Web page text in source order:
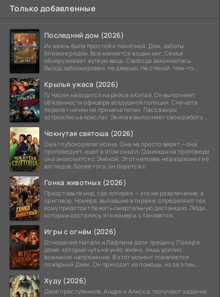
Только добавленные
Последний дом (2026)
Их жизнь была простой и понятной. Дом, заботы,
близкие рядом. Все меняется в один миг. Семья
обнаруживает жуткую вещь. Свобода закончилась.
Выход заблокирован. Не дверью. Не стеной. Чем-то
Крылья ужаса (2026)
Гу Чаоян находится на рейсе в Китай. Он выполняет
обязанности офицера воздушной полиции. Сначала
перелет ничем не примечателен. Пассажиры
устроились в креслах. Экипаж выполняет свою работу.
Чокнутая святоша (2026)
Ома глубоко религиозна. Она не просто верит — она
проповедует, ищет в этом смысл. Однажды на проповеди
она знакомится с Эмекой. Этот человек не разделяет её
взглядов. Более того, он борется с
Гонка животных (2026)
Представьте мир, где лотерея — это не развлечение, а
приговор. Номера, выпавшие в тираже, определяют тех,
кому предстоит бежать смертельную дистанцию. Люди,
которым достались эти номера, становятся
Игры с огнём (2026)
Отношения Натали и Лафлина дали трещину. Пожар в
доме, который чуть не унёс жизни, лишь усилил
взаимное напряжение. В этот момент появляется
пожарный Джек. Он приходит на помощь, но за этим
Худу (2026)
Двое преступников, Андре и Алисса, получают задание